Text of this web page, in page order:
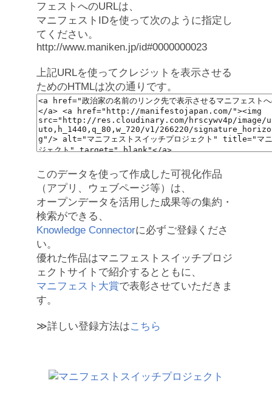
フェストへのURLは、
マニフェストIDを使って次のように指定し
てください。
http://www.maniken.jp/id#0000000023
上記URLを使ってクレジットを表示させる
ためのHTMLは次の通りです。
このデータを使って作成した可視化作品
（アプリ、ウェブページ等）は、
オープンデータを活用した成果等の集約・
検索ができる、
Knowledge Connectorに必ずご登録くださ
い。
優れた作品はマニフェストスイッチプロジ
ェクトサイトで紹介するとともに、
マニフェスト大賞で表彰させていただきま
す。
≫詳しい登録方法はこちら